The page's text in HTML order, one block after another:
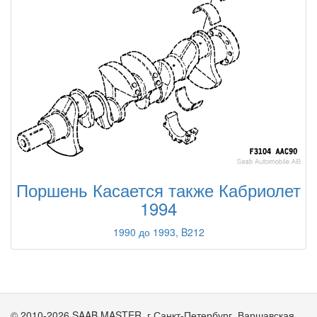
Поршень Касается также Кабриолет
1994
1990 до 1993, B212